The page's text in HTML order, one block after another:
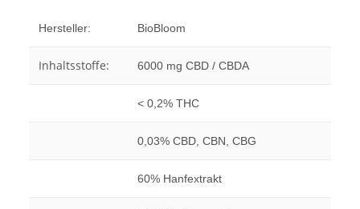
Hersteller: BioBloom
Inhaltsstoffe: 6000 mg CBD / CBDA
< 0,2% THC
0,03% CBD, CBN, CBG
60% Hanfextrakt